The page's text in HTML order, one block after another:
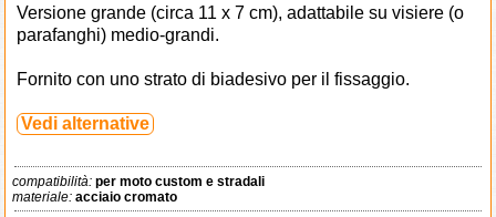
Versione grande (circa 11 x 7 cm), adattabile su visiere (o
parafanghi) medio-grandi.
Fornito con uno strato di biadesivo per il fissaggio.
Vedi alternative
compatibilità:per moto custom e stradali
materiale:acciaio cromato